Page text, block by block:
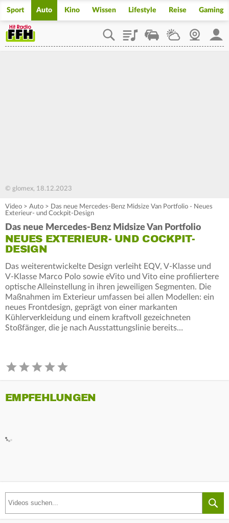
Sport Auto Kino Wissen Lifestyle Reise Gaming
PlaylistStaupilotWetterWebcam
© glomex, 18.12.2023
Video > Auto > Das neue Mercedes-Benz Midsize Van Portfolio - Neues
Exterieur- und Cockpit-Design
Das neue Mercedes-Benz Midsize Van Portfolio
NEUES EXTERIEUR- UND COCKPIT-
DESIGN
Das weiterentwickelte Design verleiht EQV, V‑Klasse und
V‑Klasse Marco Polo sowie eVito und Vito eine profiliertere
optische Alleinstellung in ihren jeweiligen Segmenten. Die
Maßnahmen im Exterieur umfassen bei allen Modellen: ein
neues Frontdesign, geprägt von einer markanten
Kühlerverkleidung und einem kraftvoll gezeichneten
Stoßfänger, die je nach Ausstattungslinie bereits…
EMPFEHLUNGEN